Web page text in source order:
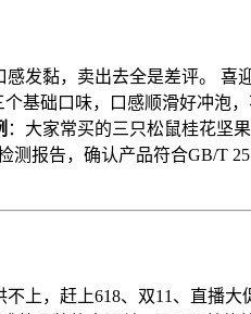
发黏，卖出去全是差评。
基础口味，口感顺滑好冲
：大家常买的三只松鼠桂花坚
测报告，确认产品符合GB/T
上，赶上618、双11、直播